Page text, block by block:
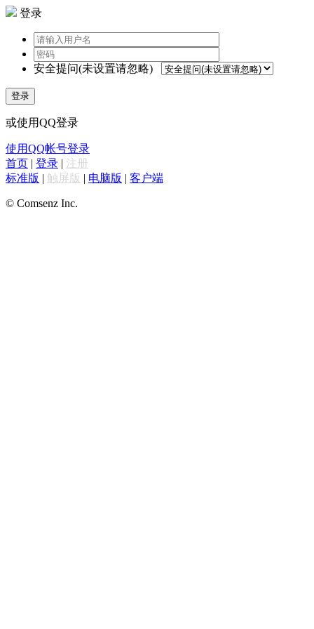
登录
安全提问(未设置请忽略)
登录
或使用QQ登录
使用QQ帐号登录
首页 | 登录 | 注册
标准版 | 触屏版 | 电脑版 | 客户端
© Comsenz Inc.